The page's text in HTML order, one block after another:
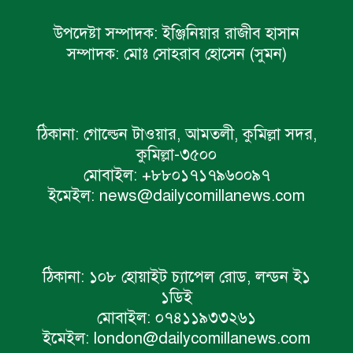
উপদেষ্টা সম্পাদক: ইঞ্জিনিয়ার রাজীব হাসান
সম্পাদক: মোঃ সোহরাব হোসেন (সুমন)
ঠিকানা: গোল্ডেন টাওয়ার, আমতলী, কুমিল্লা সদর,
কুমিল্লা-৩৫০০
মোবাইল: +৮৮০১৭১৭৯৬০০৯৭
ইমেইল: news@dailycomillanews.com
ঠিকানা: ১০৮ হোয়াইট চ্যাপেল রোড, লন্ডন ই১
১ডিই
মোবাইল: ০৭৪১১৯৩৩২৬১
ইমেইল: london@dailycomillanews.com